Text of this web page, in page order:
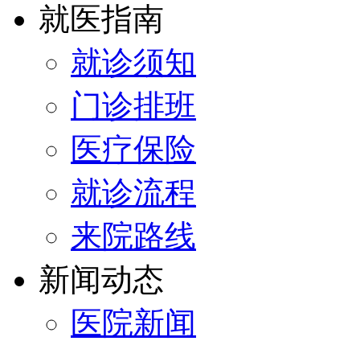
就医指南
就诊须知
门诊排班
医疗保险
就诊流程
来院路线
新闻动态
医院新闻